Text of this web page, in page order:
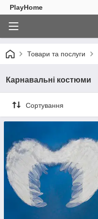
PlayHome
Товари та послуги
Карнавальні костюми
Сортування